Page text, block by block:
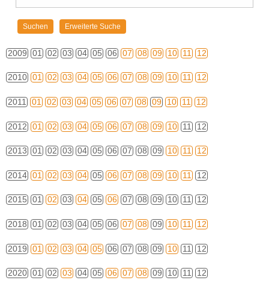
2009 01 02 03 04 05 06 07 08 09 10 11 12
2010 01 02 03 04 05 06 07 08 09 10 11 12
2011 01 02 03 04 05 06 07 08 09 10 11 12
2012 01 02 03 04 05 06 07 08 09 10 11 12
2013 01 02 03 04 05 06 07 08 09 10 11 12
2014 01 02 03 04 05 06 07 08 09 10 11 12
2015 01 02 03 04 05 06 07 08 09 10 11 12
2018 01 02 03 04 05 06 07 08 09 10 11 12
2019 01 02 03 04 05 06 07 08 09 10 11 12
2020 01 02 03 04 05 06 07 08 09 10 11 12